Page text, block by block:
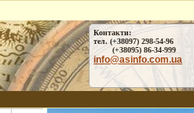
Контакти:
тел. (+38097) 298-54-96
(+38095) 86-34-999
info@asinfo.com.ua